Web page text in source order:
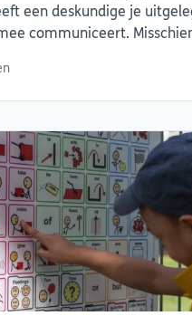
een deskundige je
communiceert.